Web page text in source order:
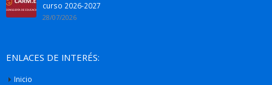
curso 2026-2027
28/07/2026
ENLACES DE INTERÉS:
Inicio